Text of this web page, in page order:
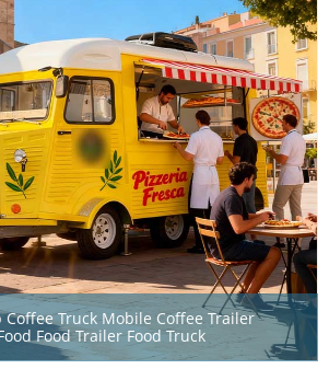
Coffee Truck Mobile Coffee Trailer
Food Trailer Food Truck